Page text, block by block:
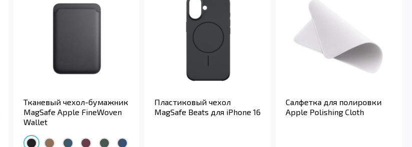
Тканевый чехол-бумажник
MagSafe Apple FineWoven
Wallet
Пластиковый чехол
MagSafe Beats для iPhone 16
Салфетка для полировки
Apple Polishing Cloth